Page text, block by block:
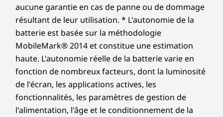
aucune garantie en cas de panne ou de dommage
résultant de leur utilisation. * L'autonomie de la
batterie est basée sur la méthodologie
MobileMark® 2014 et constitue une estimation
haute. L'autonomie réelle de la batterie varie en
fonction de nombreux facteurs, dont la luminosité
de l'écran, les applications actives, les
fonctionnalités, les paramètres de gestion de
l'alimentation, l'âge et le conditionnement de la